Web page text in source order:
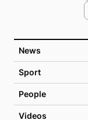
News
Sport
People
Videos